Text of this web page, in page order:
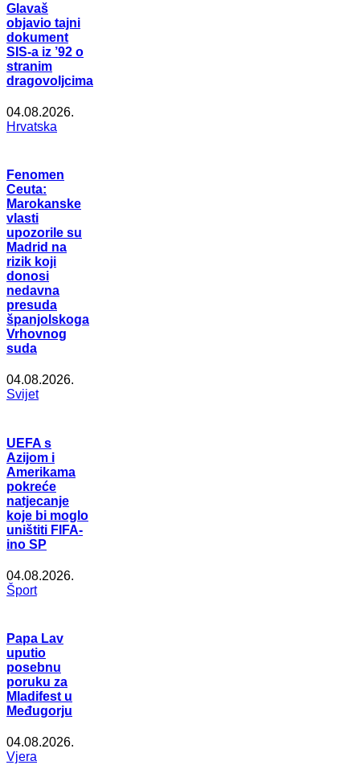
Glavaš
objavio tajni
dokument
SIS-a iz ’92 o
stranim
dragovoljcima
04.08.2026.
Hrvatska
Fenomen
Ceuta:
Marokanske
vlasti
upozorile su
Madrid na
rizik koji
donosi
nedavna
presuda
španjolskoga
Vrhovnog
suda
04.08.2026.
Svijet
UEFA s
Azijom i
Amerikama
pokreće
natjecanje
koje bi moglo
uništiti FIFA-
ino SP
04.08.2026.
Šport
Papa Lav
uputio
posebnu
poruku za
Mladifest u
Međugorju
04.08.2026.
Vjera